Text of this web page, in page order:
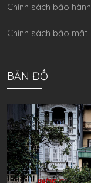
Chính sách bảo hành
Chính sách bảo mật
BẢN ĐỒ